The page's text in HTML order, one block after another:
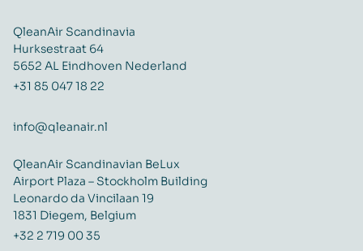
QleanAir Scandinavia
Hurksestraat 64
5652 AL Eindhoven Nederland
+31 85 047 18 22
info@qleanair.nl
QleanAir Scandinavian BeLux
Airport Plaza – Stockholm Building
Leonardo da Vincilaan 19
1831 Diegem, Belgium
+32 2 719 00 35